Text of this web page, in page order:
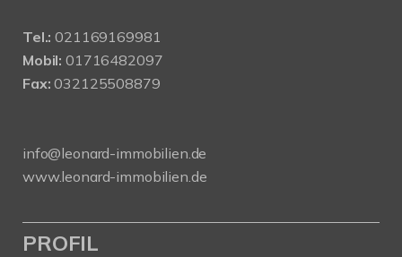
Tel.: 021169169981
Mobil: 01716482097
Fax: 032125508879
info@leonard-immobilien.de
www.leonard-immobilien.de
PROFIL